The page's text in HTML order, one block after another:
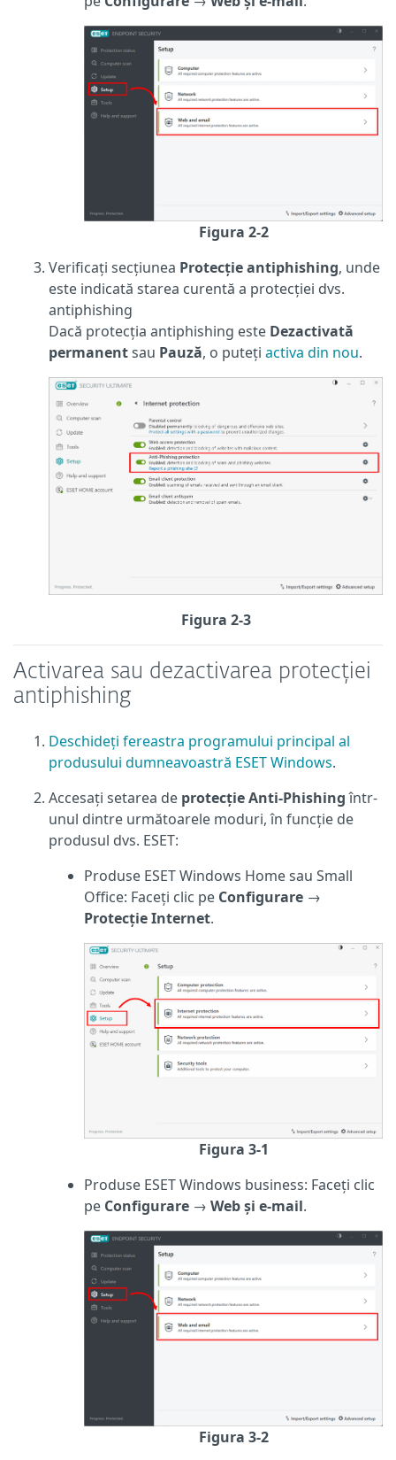
Figura 2-2
Verificați secțiunea Protecție antiphishing, unde
este indicată starea curentă a protecției dvs.
antiphishing
Dacă protecția antiphishing este Dezactivată
permanentsau Pauză, o puteți activa din nou.
Figura 2-3
Activarea sau dezactivarea protecției
antiphishing
Deschideți fereastra programului principal al
produsului dumneavoastră ESET Windows.
Accesați setarea de protecție Anti-Phishingîntr-
unul dintre următoarele moduri, în funcție de
produsul dvs. ESET:
Produse ESET Windows Home sau Small
Office: Faceți clic pe Configurare →
Protecție Internet.
Figura 3-1
Produse ESET Windows business: Faceți clic
pe Configurare → Web și e-mail.
Figura 3-2